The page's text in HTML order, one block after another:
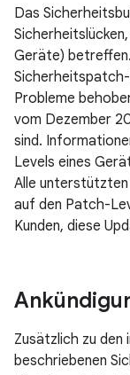
Das
Geräte)
Probleme
vom Dezember
sind.
Levels eines
Alle
auf den Patch-
Kunden, diese
Zusätzlich zu den
beschriebenen